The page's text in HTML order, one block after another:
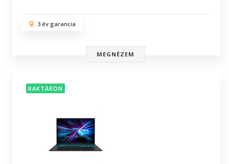
3 év garancia
MEGNÉZEM
RAKTÁRON